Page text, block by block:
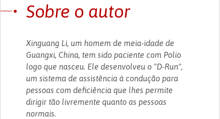
Sobre o autor
Xinguang Li, um homem de meia-idade de
Guangxi, China, tem sido paciente com Polio
logo que nasceu. Ele desenvolveu o "D-Run",
um sistema de assistência à condução para
pessoas com deficiência que lhes permite
dirigir tão livremente quanto as pessoas
normais.